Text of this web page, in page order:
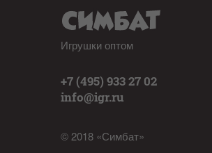
Игрушки оптом
+7 (495) 933 27 02
info@igr.ru
© 2018 «Симбат»